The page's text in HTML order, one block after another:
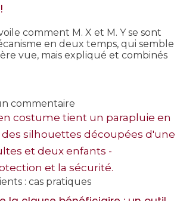
comment M. X et M. Y se sont
en deux temps, qui semble
vue, mais expliqué et combinés
commentaire
: cas pratiques